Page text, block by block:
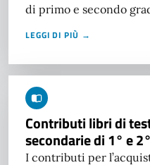
di primo e secondo
LEGGI DI PIÙ →
Contributi libri di
secondarie di 1° e
I contributi per